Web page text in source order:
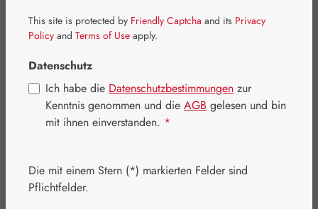
Lebensmittel
Nährstoffe
Tees
Aktionen
This site is protected by Friendly Captcha and its Privacy
Policy and Terms of Use apply.
Datenschutz
Ich habe die Datenschutzbestimmungen zur
Kenntnis genommen und die AGB gelesen und bin
mit ihnen einverstanden. *
Die mit einem Stern (*) markierten Felder sind
Pflichtfelder.